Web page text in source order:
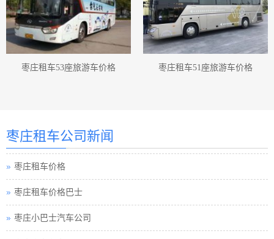
枣庄租车53座旅游车价格 枣庄租车51座旅游车价格
枣庄租车公司新闻
枣庄租车价格
枣庄租车价格巴士
枣庄小巴士汽车公司
枣庄小车租车